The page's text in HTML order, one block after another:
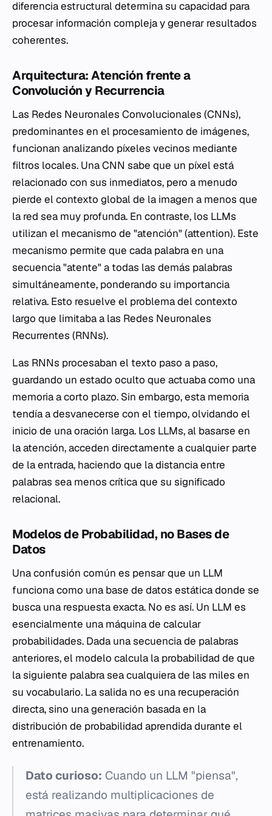
diferencia estructural determina su capacidad para
procesar información compleja y generar resultados
coherentes.
Arquitectura: Atención frente a
Convolución y Recurrencia
Las Redes Neuronales Convolucionales (CNNs),
predominantes en el procesamiento de imágenes,
funcionan analizando píxeles vecinos mediante
filtros locales. Una CNN sabe que un píxel está
relacionado con sus inmediatos, pero a menudo
pierde el contexto global de la imagen a menos que
la red sea muy profunda. En contraste, los LLMs
utilizan el mecanismo de "atención" (attention). Este
mecanismo permite que cada palabra en una
secuencia "atente" a todas las demás palabras
simultáneamente, ponderando su importancia
relativa. Esto resuelve el problema del contexto
largo que limitaba a las Redes Neuronales
Recurrentes (RNNs).
Las RNNs procesaban el texto paso a paso,
guardando un estado oculto que actuaba como una
memoria a corto plazo. Sin embargo, esta memoria
tendía a desvanecerse con el tiempo, olvidando el
inicio de una oración larga. Los LLMs, al basarse en
la atención, acceden directamente a cualquier parte
de la entrada, haciendo que la distancia entre
palabras sea menos crítica que su significado
relacional.
Modelos de Probabilidad, no Bases de
Datos
Una confusión común es pensar que un LLM
funciona como una base de datos estática donde se
busca una respuesta exacta. No es así. Un LLM es
esencialmente una máquina de calcular
probabilidades. Dada una secuencia de palabras
anteriores, el modelo calcula la probabilidad de que
la siguiente palabra sea cualquiera de las miles en
su vocabulario. La salida no es una recuperación
directa, sino una generación basada en la
distribución de probabilidad aprendida durante el
entrenamiento.
Dato curioso: Cuando un LLM "piensa",
está realizando multiplicaciones de